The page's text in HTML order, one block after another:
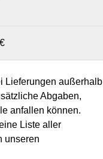
Lieferungen außerhalb
Abgaben,
anfallen können.
Liste aller
unseren